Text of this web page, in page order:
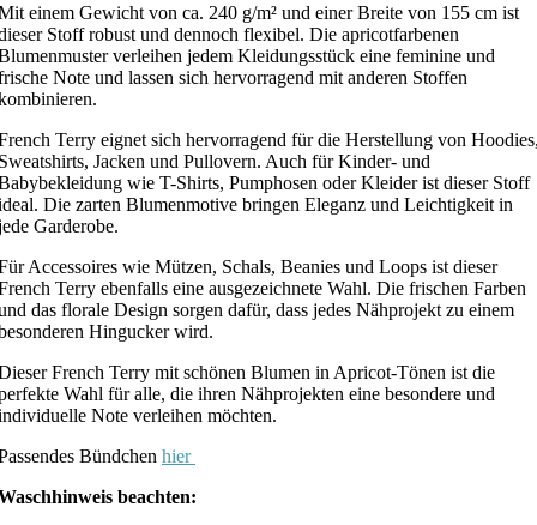
einem Gewicht von ca. 240 g/m² und einer Breite von 155 cm ist
Stoff robust und dennoch flexibel. Die apricotfarbenen
verleihen jedem Kleidungsstück eine feminine und
Note und lassen sich hervorragend mit anderen Stoffen
Terry eignet sich hervorragend für die Herstellung von
Jacken und Pullovern. Auch für Kinder- und
wie T-Shirts, Pumphosen oder Kleider ist dieser Stoff
Die zarten Blumenmotive bringen Eleganz und Leichtigkeit in
Garderobe.
Accessoires wie Mützen, Schals, Beanies und Loops ist dieser
Terry ebenfalls eine ausgezeichnete Wahl. Die frischen Farben
das florale Design sorgen dafür, dass jedes Nähprojekt zu einem
Hingucker wird.
French Terry mit schönen Blumen in Apricot-Tönen ist die
Wahl für alle, die ihren Nähprojekten eine besondere und
Note verleihen möchten.
Bündchen hier
beachten: